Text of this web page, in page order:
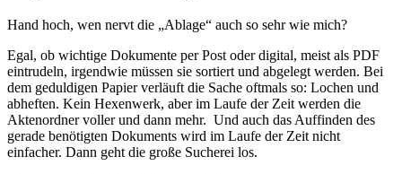
Hand hoch, wen nervt die „Ablage“ auch so sehr wie mich?
Egal, ob wichtige Dokumente per Post oder digital, meist als PDF
eintrudeln, irgendwie müssen sie sortiert und abgelegt werden. Bei
dem geduldigen Papier verläuft die Sache oftmals so: Lochen und
abheften. Kein Hexenwerk, aber im Laufe der Zeit werden die
Aktenordner voller und dann mehr. Und auch das Auffinden des
gerade benötigten Dokuments wird im Laufe der Zeit nicht
einfacher. Dann geht die große Sucherei los.